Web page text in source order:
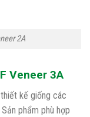
2A
Veneer 3A
kế giống các
phẩm phù hợp